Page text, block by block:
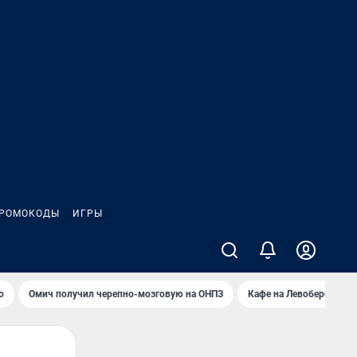
ИГРЫ
Омич получил черепно-мозговую на ОНПЗ Кафе на Левобережье